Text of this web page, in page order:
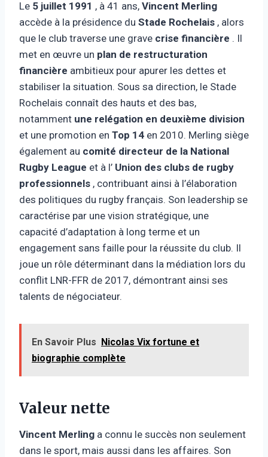
Le 5 juillet 1991 , à 41 ans, Vincent Merling
accède à la présidence du Stade Rochelais , alors
que le club traverse une grave crise financière . Il
met en œuvre un plan de restructuration
financière ambitieux pour apurer les dettes et
stabiliser la situation. Sous sa direction, le Stade
Rochelais connaît des hauts et des bas,
notamment une relégation en deuxième division
et une promotion en Top 14 en 2010. Merling siège
également au comité directeur de la National
Rugby League et à l’ Union des clubs de rugby
professionnels , contribuant ainsi à l’élaboration
des politiques du rugby français. Son leadership se
caractérise par une vision stratégique, une
capacité d’adaptation à long terme et un
engagement sans faille pour la réussite du club. Il
joue un rôle déterminant dans la médiation lors du
conflit LNR-FFR de 2017, démontrant ainsi ses
talents de négociateur.
En Savoir Plus Nicolas Vix fortune et
biographie complète
Valeur nette
Vincent Merling a connu le succès non seulement
dans le sport, mais aussi dans les affaires. Son